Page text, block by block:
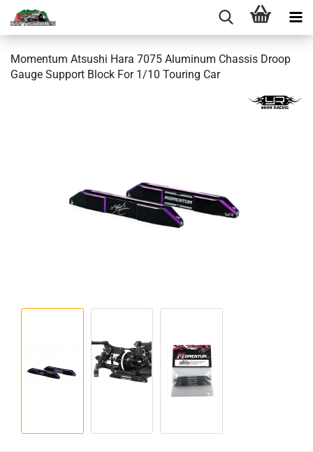
Momentum Atsushi Hara 7075 Aluminum Chassis Droop
Gauge Support Block For 1/10 Touring Car